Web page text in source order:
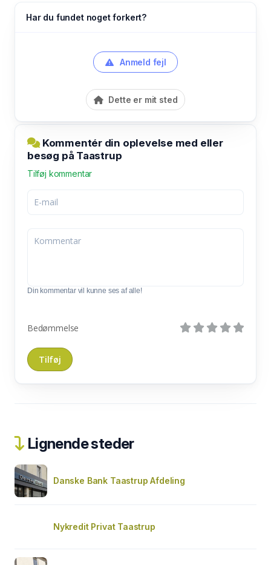
Har du fundet noget forkert?
Anmeld fejl
Dette er mit sted
Kommentér din oplevelse med eller
besøg på Taastrup
Tilføj kommentar
Din kommentar vil kunne ses af alle!
Bedømmelse
Lignende steder
Danske Bank Taastrup Afdeling
Nykredit Privat Taastrup